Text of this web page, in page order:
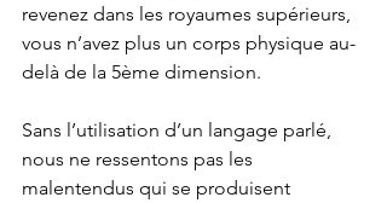
revenez dans les royaumes supérieurs,
vous n’avez plus un corps physique au-
delà de la 5ème dimension.
Sans l’utilisation d’un langage parlé,
nous ne ressentons pas les
malentendus qui se produisent